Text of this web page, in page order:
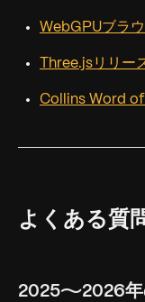
WebGPUブラ
Three.jsリリー
Collins Word
よくある質
2025〜2026年